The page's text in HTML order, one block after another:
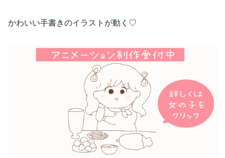
かわいい手書きのイラストが動く♡